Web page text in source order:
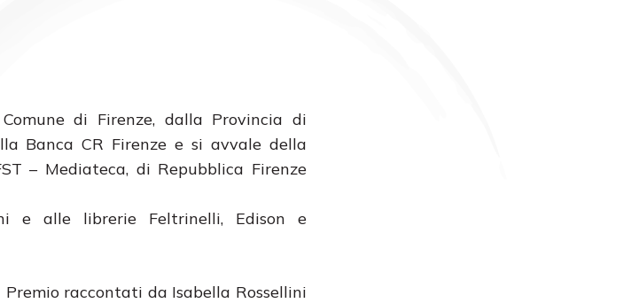
di Firenze, dalla Provincia di
Banca CR Firenze e si avvale della
– Mediateca, di Repubblica Firenze
e alle librerie Feltrinelli, Edison e
raccontati da Isabella Rossellini